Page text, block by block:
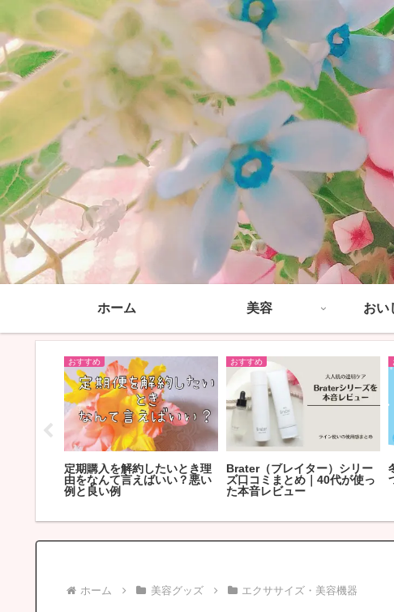
ホーム 美容 おい
おすすめ
定期購入を解約したいとき理
由をなんて言えばいい？悪い
例と良い例
おすすめ
Brater（ブレイター）シリー
ズ口コミまとめ｜40代が使っ
た本音レビュー
ホーム 美容グッズ エクササイズ・美容機器